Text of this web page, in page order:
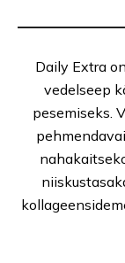
Daily Extra
vedelseep
pesemiseks.